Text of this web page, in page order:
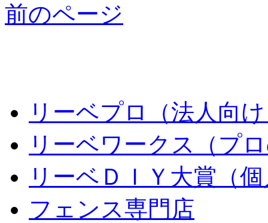
前のページ
リーベプロ（法人向
リーベワークス（プ
リーベＤＩＹ大賞（
フェンス専門店